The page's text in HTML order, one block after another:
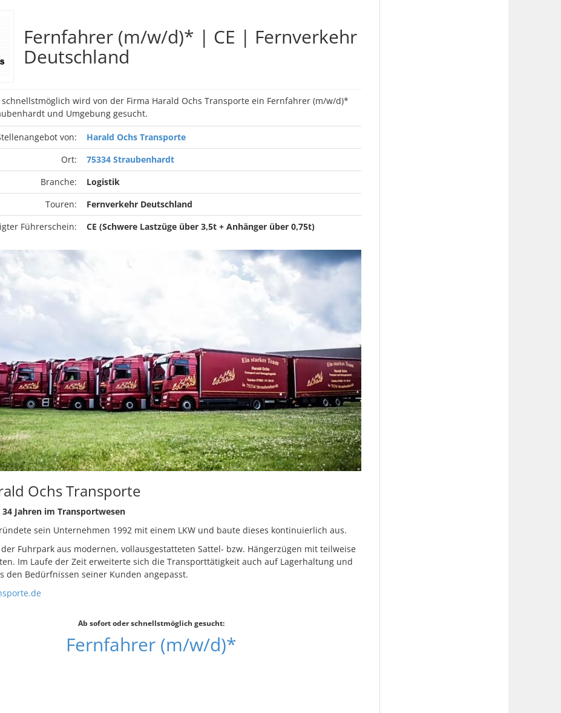
Fernfahrer (m/w/d)* | CE | Fernverkehr
Deutschland
wird von der Firma Harald Ochs Transporte ein Fernfahrer (m/w/d)*
und Umgebung gesucht.
von:
Harald Ochs Transporte
Ort:
75334 Straubenhardt
Branche:
Logistik
Touren:
Fernverkehr Deutschland
Führerschein:
CE (Schwere Lastzüge über 3,5t + Anhänger über 0,75t)
Ochs Transporte
Jahren im Transportwesen
sein Unternehmen 1992 mit einem LKW und baute dieses kontinuierlich aus.
Fuhrpark aus modernen, vollausgestatteten Sattel- bzw. Hängerzügen mit teilweise
Im Laufe der Zeit erweiterte sich die Transporttätigkeit auch auf Lagerhaltung und
den Bedürfnissen seiner Kunden angepasst.
Ab sofort oder schnellstmöglich gesucht:
Fernfahrer (m/w/d)*